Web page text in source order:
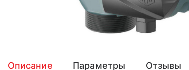
Описание Параметры Отзывы